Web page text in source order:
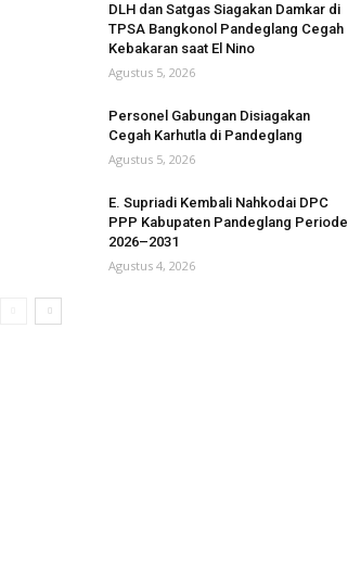
DLH dan Satgas Siagakan Damkar di
TPSA Bangkonol Pandeglang Cegah
Kebakaran saat El Nino
Agustus 5, 2026
Personel Gabungan Disiagakan
Cegah Karhutla di Pandeglang
Agustus 5, 2026
E. Supriadi Kembali Nahkodai DPC
PPP Kabupaten Pandeglang Periode
2026–2031
Agustus 4, 2026